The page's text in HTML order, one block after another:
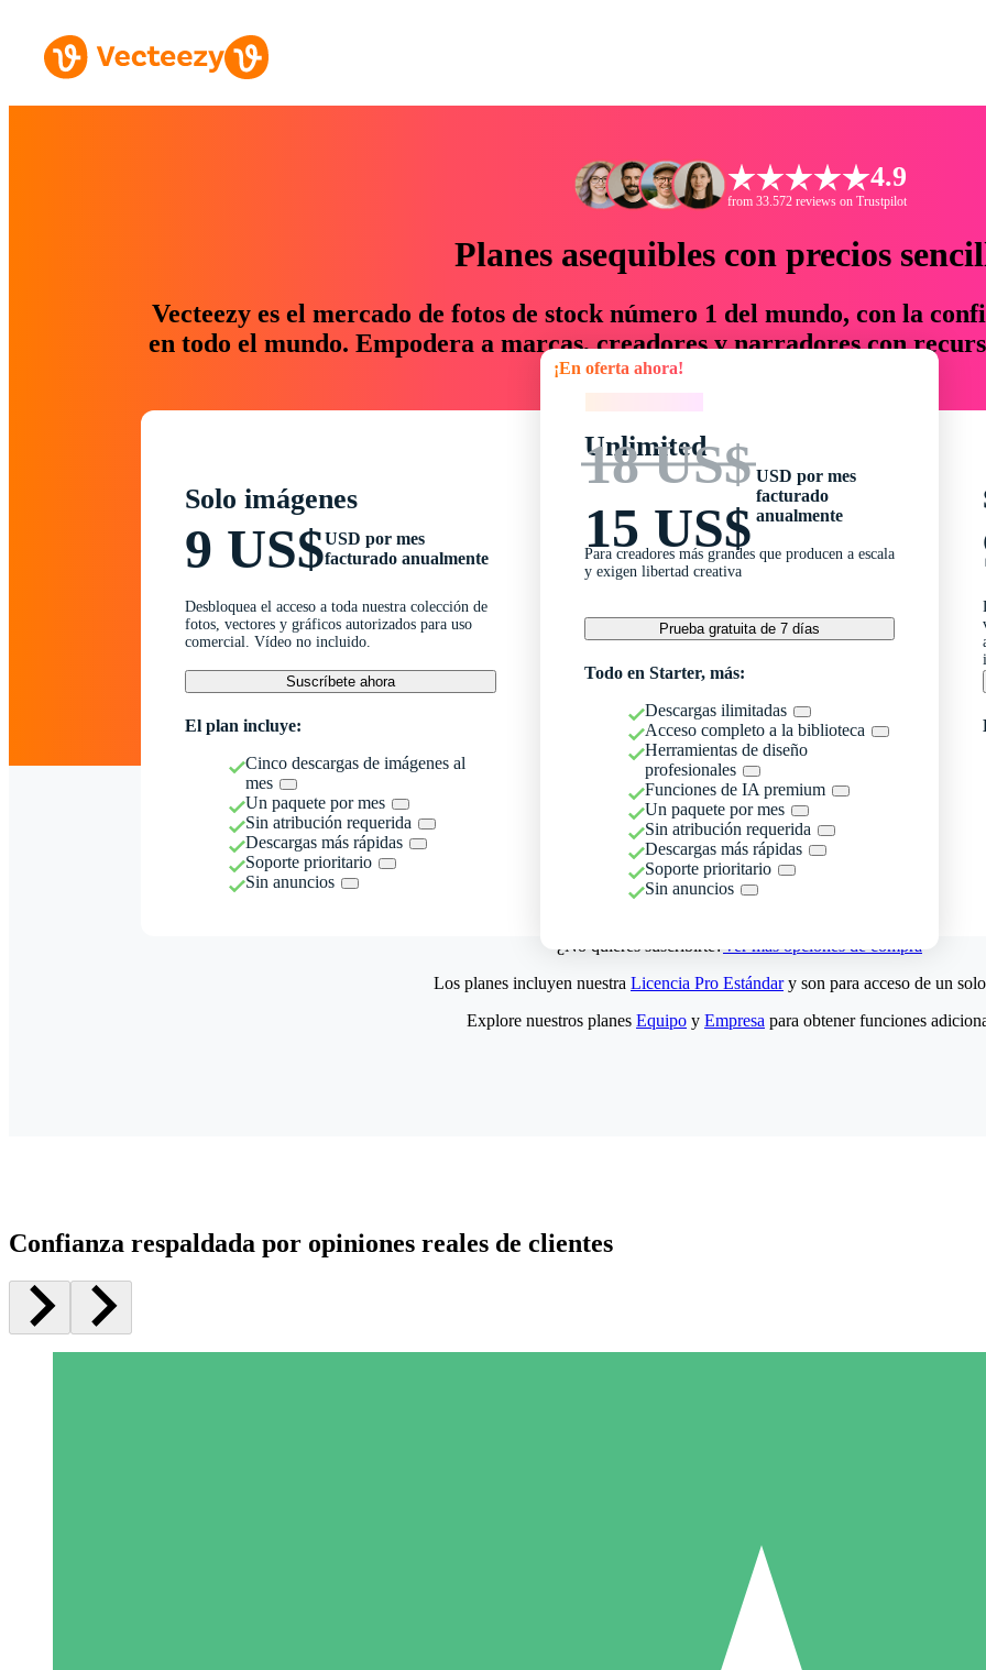
4.9
from 33.572 reviews on Trustpilot
Planes asequibles con precios
Vecteezy es el mercado de fotos de stock número 1 del mundo, con la
en todo el mundo. Empodera a marcas, creadores y narradores con
un 76 % en tiempo y presupuesto.
Solo imágenes
9 US$USD por mes
facturado anualmente
Desbloquea el acceso a toda nuestra colección de
fotos, vectores y gráficos autorizados para uso
comercial. Vídeo no incluido.
Suscríbete ahora
El plan incluye:
Cinco descargas de imágenes al
mes
Un paquete por mes
Sin atribución requerida
Descargas más rápidas
Soporte prioritario
Sin anuncios
¡En oferta ahora!
Unlimited
18 US$
15 US$
USD por mes
facturado
anualmente
Para creadores más grandes que producen a escala
y exigen libertad creativa
Prueba gratuita de 7 días
Todo en Starter, más:
Descargas ilimitadas
Acceso completo a la biblioteca
Herramientas de diseño
profesionales
Funciones de IA premium
Un paquete por mes
Sin atribución requerida
Descargas más rápidas
Soporte prioritario
Sin anuncios
¿No quieres suscribirte?Ver más opciones de compra
5 Descargas
15
Los planes incluyen nuestra Licencia Pro Estándary son para acceso de un
Explore nuestros planes Equipo y Empresa para obtener funciones
Confianza respaldada por opiniones reales de clientes